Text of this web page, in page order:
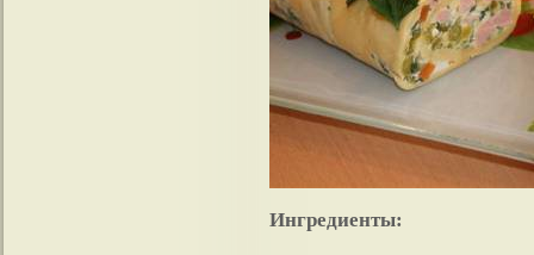
Ингредиенты: